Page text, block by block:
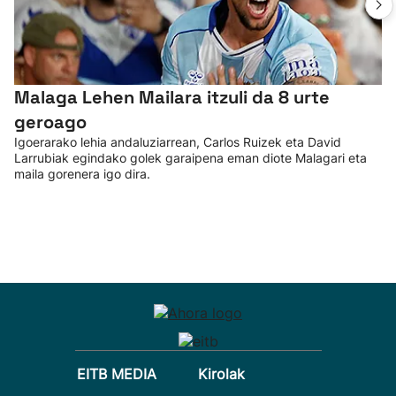
Malaga Lehen Mailara itzuli da 8 urte
geroago
Igoerarako lehia andaluziarrean, Carlos Ruizek eta David
Larrubiak egindako golek garaipena eman diote Malagari eta
maila gorenera igo dira.
EITB MEDIA
Kirolak